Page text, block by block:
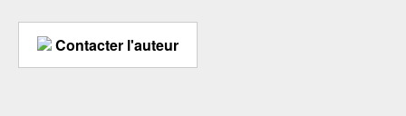
Contacter l'auteur